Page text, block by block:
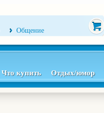
Общение
Что купить Отдых/юмор